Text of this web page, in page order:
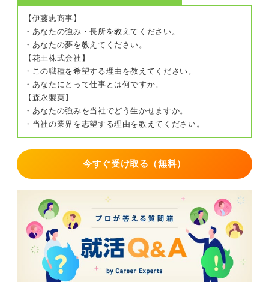
【伊藤忠商事】
・あなたの強み・長所を教えてください。
・あなたの夢を教えてください。
【花王株式会社】
・この職種を希望する理由を教えてください。
・あなたにとって仕事とは何ですか。
【森永製菓】
・あなたの強みを当社でどう生かせますか。
・当社の業界を志望する理由を教えてください。
今すぐ受け取る（無料）